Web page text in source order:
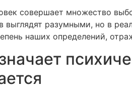
совершает множество
выглядят разумными, но в
наших определений,